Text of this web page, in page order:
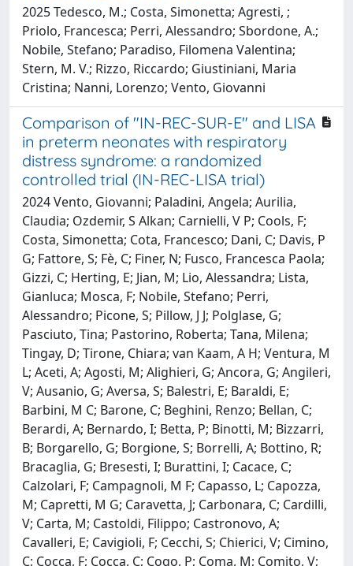
2025 Tedesco, M.; Costa, Simonetta; Agresti, ;
Priolo, Francesca; Perri, Alessandro; Sbordone, A.;
Nobile, Stefano; Paradiso, Filomena Valentina;
Stern, M. V.; Rizzo, Riccardo; Giustiniani, Maria
Cristina; Nanni, Lorenzo; Vento, Giovanni
Comparison of "IN-REC-SUR-E" and LISA
in preterm neonates with respiratory
distress syndrome: a randomized
controlled trial (IN-REC-LISA trial)
2024 Vento, Giovanni; Paladini, Angela; Aurilia,
Claudia; Ozdemir, S Alkan; Carnielli, V P; Cools, F;
Costa, Simonetta; Cota, Francesco; Dani, C; Davis, P
G; Fattore, S; Fè, C; Finer, N; Fusco, Francesca Paola;
Gizzi, C; Herting, E; Jian, M; Lio, Alessandra; Lista,
Gianluca; Mosca, F; Nobile, Stefano; Perri,
Alessandro; Picone, S; Pillow, J J; Polglase, G;
Pasciuto, Tina; Pastorino, Roberta; Tana, Milena;
Tingay, D; Tirone, Chiara; van Kaam, A H; Ventura, M
L; Aceti, A; Agosti, M; Alighieri, G; Ancora, G; Angileri,
V; Ausanio, G; Aversa, S; Balestri, E; Baraldi, E;
Barbini, M C; Barone, C; Beghini, Renzo; Bellan, C;
Berardi, A; Bernardo, I; Betta, P; Binotti, M; Bizzarri,
B; Borgarello, G; Borgione, S; Borrelli, A; Bottino, R;
Bracaglia, G; Bresesti, I; Burattini, I; Cacace, C;
Calzolari, F; Campagnoli, M F; Capasso, L; Capozza,
M; Capretti, M G; Caravetta, J; Carbonara, C; Cardilli,
V; Carta, M; Castoldi, Filippo; Castronovo, A;
Cavalleri, E; Cavigioli, F; Cecchi, S; Chierici, V; Cimino,
C; Cocca, F; Cocca, C; Cogo, P; Coma, M; Comito, V;